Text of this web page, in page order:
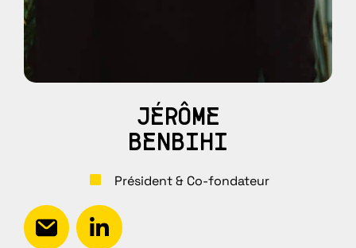
JÉRÔME
BENBIHI
Président & Co-fondateur